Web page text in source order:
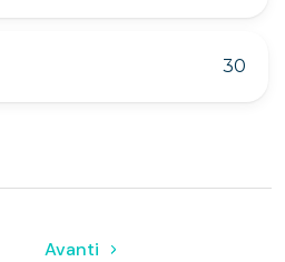
30
Avanti